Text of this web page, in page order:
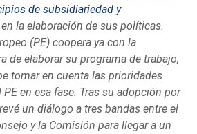
de subsidiariedad y
en la elaboración de sus políticas.
(PE) coopera ya con la
de elaborar su programa de trabajo,
tomar en cuenta las prioridades
en esa fase. Tras su adopción por
un diálogo a tres bandas entre el
y la Comisión para llegar a un